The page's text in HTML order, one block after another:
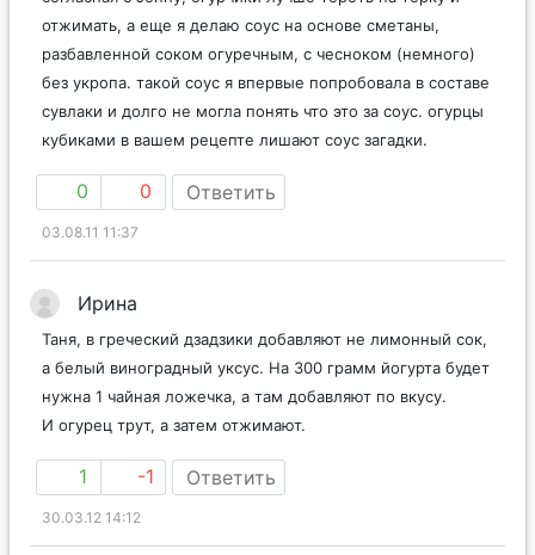
отжимать, а еще я делаю соус на основе сметаны,
разбавленной соком огуречным, с чесноком (немного)
без укропа. такой соус я впервые попробовала в составе
сувлаки и долго не могла понять что это за соус. огурцы
кубиками в вашем рецепте лишают соус загадки.
0 0 Ответить
03.08.11 11:37
Ирина
Таня, в греческий дзадзики добавляют не лимонный сок,
а белый виноградный уксус. На 300 грамм йогурта будет
нужна 1 чайная ложечка, а там добавляют по вкусу.
И огурец трут, а затем отжимают.
1 -1 Ответить
30.03.12 14:12